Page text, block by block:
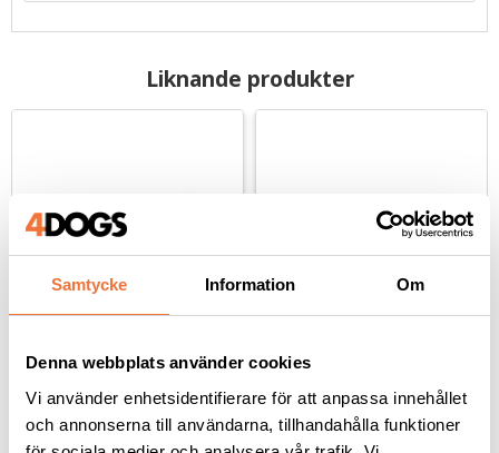
Samtycke Information Om
Denna webbplats använder cookies
Vi använder enhetsidentifierare för att anpassa innehållet
och annonserna till användarna, tillhandahålla funktioner
Liknande produkter
Geib Monster chunker
Geib Monster chunker
sax 21 tänder - 7,5 tum